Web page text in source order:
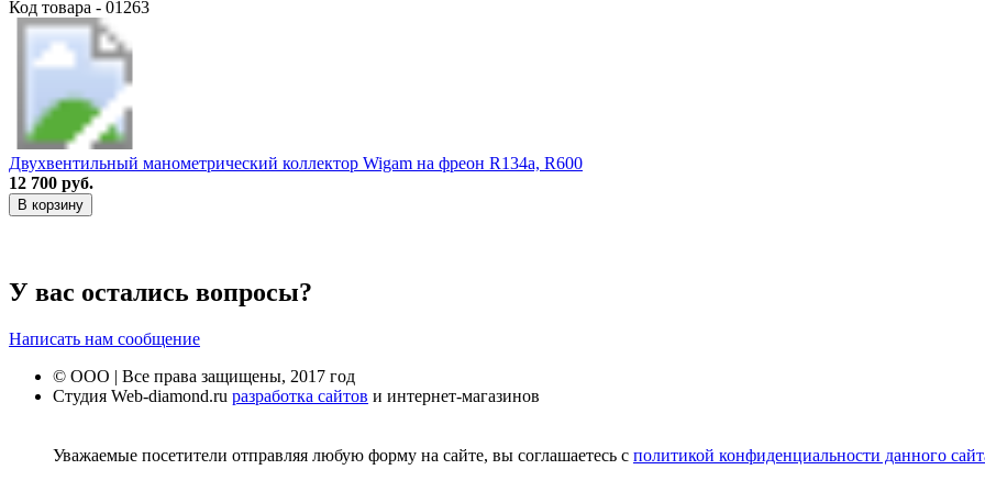
Код товара - 01263
Двухвентильный манометрический коллектор Wigam на фреон R134a, R600
12 700 руб.
В корзину
У вас остались вопросы?
Написать нам сообщение
© ООО | Все права защищены, 2017 год
Студия Web-diamond.ru разработка сайтов и интернет-магазинов
Уважаемые посетители отправляя любую форму на сайте, вы соглашаетесь с политикой конфиденциальности данного